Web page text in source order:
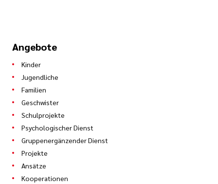
Angebote
Kinder
Jugendliche
Familien
Geschwister
Schulprojekte
Psychologischer Dienst
Gruppenergänzender Dienst
Projekte
Ansätze
Kooperationen